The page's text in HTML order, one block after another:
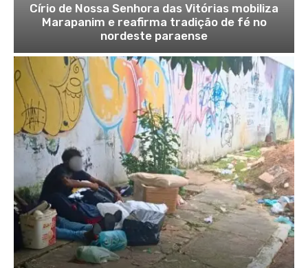
Círio de Nossa Senhora das Vitórias mobiliza
Marapanim e reafirma tradição de fé no
nordeste paraense